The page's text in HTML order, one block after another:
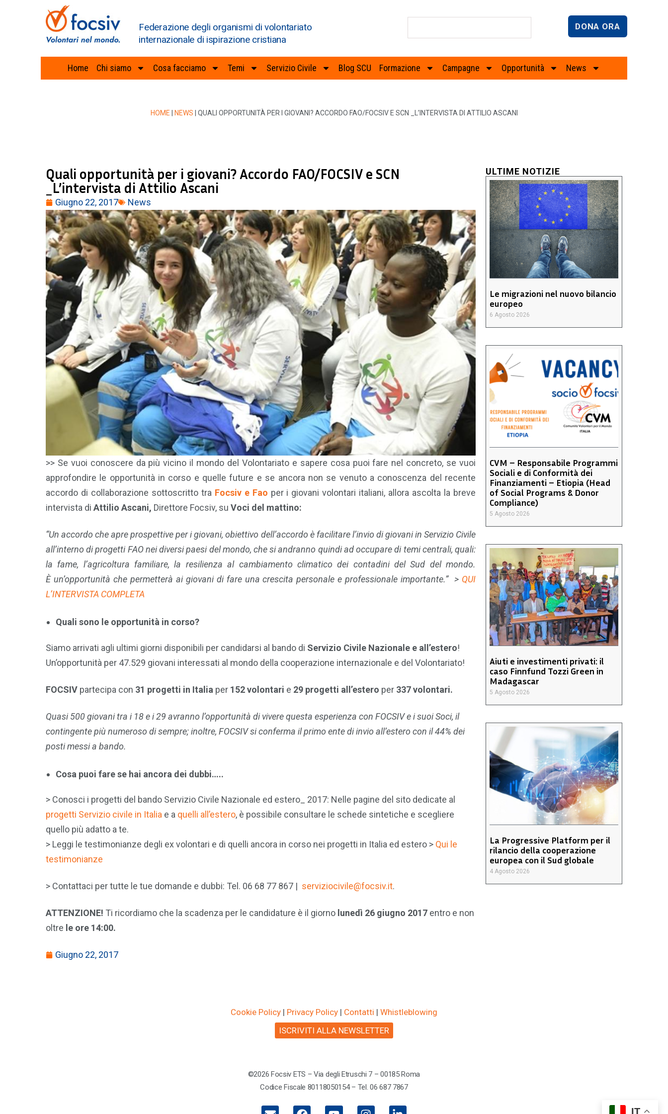
Federazione degli organismi di volontariato
internazionale di ispirazione cristiana
DONA ORA
Home Chi siamo Cosa facciamo Temi Servizio Civile Blog SCU Formazione Campagne Opportunità News
HOME NEWS QUALI OPPORTUNITÀ PER I GIOVANI? ACCORDO FAO/FOCSIV E SCN _L’INTERVISTA DI ATTILIO ASCANI
Quali opportunità per i giovani? Accordo FAO/FOCSIV e SCN
_L’intervista di Attilio Ascani
Giugno 22, 2017 News
>> Se vuoi conoscere da più vicino il mondo del Volontariato e sapere cosa puoi fare nel concreto, se vuoi
approfondire le opportunità in corso e quelle future e se ancora non se venuto a conoscenza del recente
accordo di collaborazione sottoscritto tra Focsiv e Fao per i giovani volontari italiani, allora ascolta la breve
intervista di Attilio Ascani, Direttore Focsiv, su Voci del mattino:
“Un accordo che apre prospettive per i giovani, obiettivo dell’accordo è facilitare l’invio di giovani in Servizio Civile
all’interno di progetti FAO nei diversi paesi del mondo, che si andranno quindi ad occupare di temi centrali, quali:
la fame, l’agricoltura familiare, la resilienza al cambiamento climatico dei contadini del Sud del mondo.
È un’opportunità che permetterà ai giovani di fare una crescita personale e professionale importante.” > QUI
L’INTERVISTA COMPLETA
Quali sono le opportunità in corso?
Siamo arrivati agli ultimi giorni disponibili per candidarsi al bando di Servizio Civile Nazionale e all’estero!
Un’opportunità per 47.529 giovani interessati al mondo della cooperazione internazionale e del Volontariato!
FOCSIV partecipa con 31 progetti in Italia per 152 volontari e 29 progetti all’estero per 337 volontari.
Quasi 500 giovani tra i 18 e i 29 avranno l’opportunità di vivere questa esperienza con FOCSIV e i suoi Soci, il
contingente più numeroso di sempre; inoltre, FOCSIV si conferma il primo ente di invio all’estero con il 44% dei
posti messi a bando.
Cosa puoi fare se hai ancora dei dubbi…..
> Conosci i progetti del bando Servizio Civile Nazionale ed estero_ 2017: Nelle pagine del sito dedicate al
progetti Servizio civile in Italia e a quelli all’estero, è possibile consultare le schede sintetiche e scegliere
quello più adatto a te.
> Leggi le testimonianze degli ex volontari e di quelli ancora in corso nei progetti in Italia ed estero > Qui le
testimonianze
> Contattaci per tutte le tue domande e dubbi: Tel. 06 68 77 867 | serviziocivile@focsiv.it.
ATTENZIONE! Ti ricordiamo che la scadenza per le candidature è il giorno lunedì 26 giugno 2017 entro e non
oltre le ore 14:00.
Giugno 22, 2017
ULTIME NOTIZIE
Le migrazioni nel nuovo bilancio
europeo
6 Agosto 2026
CVM – Responsabile Programmi
Sociali e di Conformità dei
Finanziamenti – Etiopia (Head
of Social Programs & Donor
Compliance)
5 Agosto 2026
Aiuti e investimenti privati: il
caso Finnfund Tozzi Green in
Madagascar
5 Agosto 2026
La Progressive Platform per il
rilancio della cooperazione
europea con il Sud globale
4 Agosto 2026
Cookie Policy | Privacy Policy | Contatti | Whistleblowing
ISCRIVITI ALLA NEWSLETTER
©2026 Focsiv ETS – Via degli Etruschi 7 – 00185 Roma
Codice Fiscale 80118050154 – Tel. 06 687 7867
IT